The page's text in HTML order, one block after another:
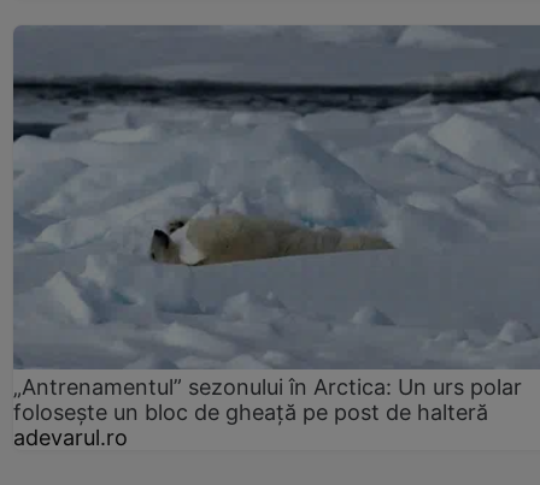
„Antrenamentul” sezonului în Arctica: Un urs polar
folosește un bloc de gheață pe post de halteră
adevarul.ro